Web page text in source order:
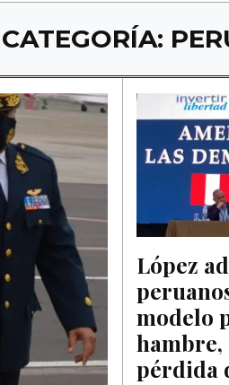
CATEGORÍA:
López
modelo
pérdida